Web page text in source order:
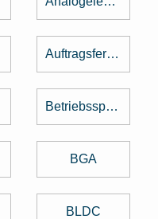
Auftragsfertigung
Betriebsspannung
BGA
BLDC